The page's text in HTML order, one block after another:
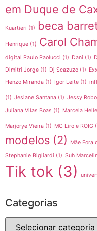
em Duque de
Kuartieri (1) beca
Henrique (1) Carol
digital Paulo Paolucci (1) Dani (1)
Dimitri Jorge (1) Dj Scazuzo (1)
Henzo Miranda (1) Igor Leite (1)
(1) Jesiane Santana (1) Jessy
Juliana Vilas Boas (1) Marcela
Marjorye Vieira (1) MC Liro e ROIG
modelos (2) Mãe Fora
Stephanie Bigliardi (1) Suh
Tik tok (3)
Categorias